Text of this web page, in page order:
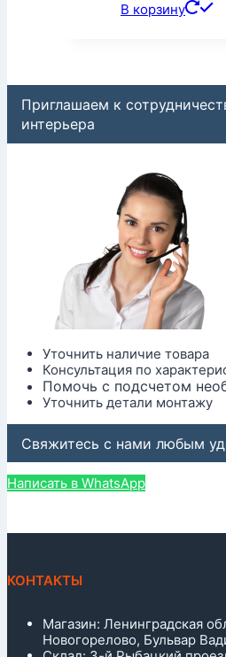
В корзину
Приглашаем к
интерьера
Уточнить наличие товара
Консультация по
Помочь с подсчетом
Уточнить детали монтажу
Свяжитесь с нами любым
Написать в WhatsApp
КОНТАКТЫ
Магазин: Ленинградская
Новогорелово, Бульвар